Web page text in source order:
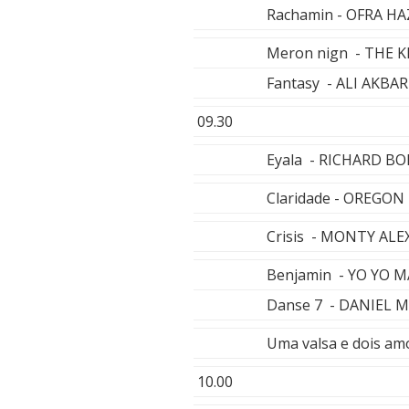
Rachamin - OFRA
Meron nign - THE
Fantasy - ALI
09.30
Eyala - RICHARD
Claridade - OREGON
Crisis - MONTY
Benjamin - YO YO
Danse 7 - DANIEL
Uma valsa e dois
10.00